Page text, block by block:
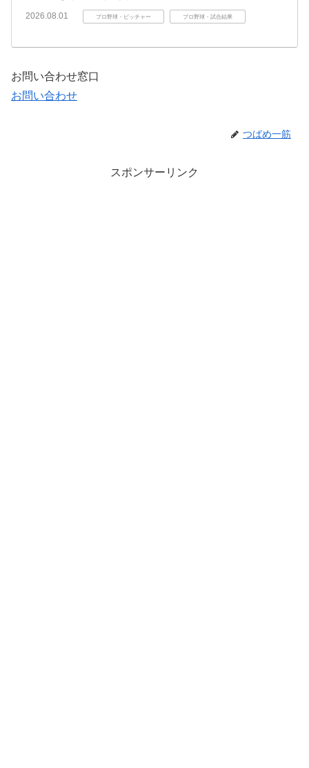
2026.08.01 プロ野球・ピッチャー プロ野球・試合結果
お問い合わせ窓口
お問い合わせ
つばめ一筋
スポンサーリンク